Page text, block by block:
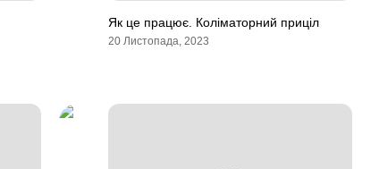
Як це працює. Коліматорний приціл
20 Листопада, 2023